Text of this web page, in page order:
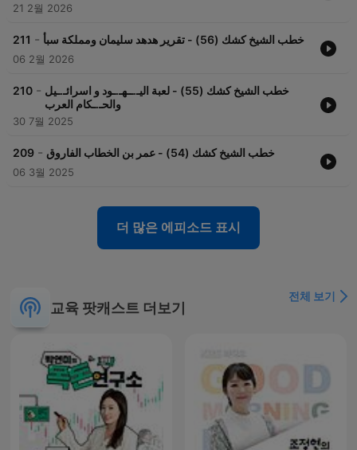
والعربية في مواجهة الاستعمار والظلم، وهو ما جعل خطبه تتسم
بالشجاعة والجرأة في التعبير عن قضايا الأمة. وعلى الرغم من تعرضه
لبعض المضايقات من الأنظمة السياسية في بعض الفترات، ظل ثابتًا في
موقفه ولم يتراجع عن دعوته.
من خلال خطبه العديدة، تناول الشيخ كشك العديد من القضايا الهامة التي
كانت تشغل المجتمع العربي والإسلامي في فترة زمانه، مثل: التوعية
الإسلام، والحديث عن عواقب الابتعاد عن الدين. كانت خطبه تشجع الناس
على الالتزام بأوامر الله ورسوله، وترشدهم إلى طرق النجاة في الدنيا
الشيخ عبد الحميد كشك لم يقتصر تأثيره على منابر المساجد فقط، بل
امتد من خلال تسجيلات خطبه التي وصلت إلى ملايين الناس حول العالم
عبر الراديو والتلفزيون. هذه الخطب تركت أثراً عميقاً في العديد من
الدينيين في العصر الحديث، وأن يساهم بشكل كبير في نشر الدعوة
الإسلامية في وقت كانت فيه الأمة بحاجة ماسة إلى الوعي الديني
إن الشيخ عبد الحميد كشك يعتبر رمزًا من رموز الوعي الديني في العصر
الحديث، وسيظل إرثه الدعوي حاضراً في قلب كل من استمع إلى خطبه
وتعلم منها.
21 2월 2026
211 - خطب الشيخ كشك (56) - تقرير هدهد سليمان ومملكة سبأ
06 2월 2026
210 - خطب الشيخ كشك (55) - لعبة اليـ.ــهـ.ـود و اسرائـ.ـيل
والحـ.ـكام العرب
30 7월 2025
209 - خطب الشيخ كشك (54) - عمر بن الخطاب الفاروق
06 3월 2025
더 많은 에피소드 표시
교육 팟캐스트 더보기
전체 보기